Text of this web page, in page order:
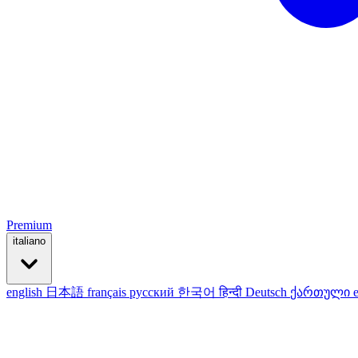
Premium
italiano
english 日本語 français русский 한국어हिन्दी Deutsch ქართული